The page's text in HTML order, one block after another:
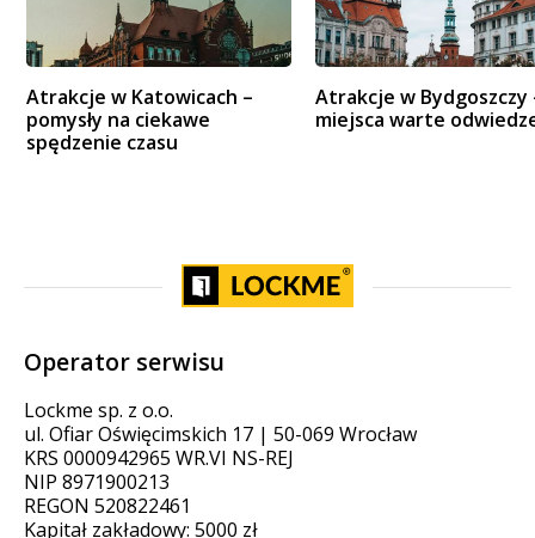
Atrakcje w Katowicach –
pomysły na ciekawe
spędzenie czasu
Atrakcje w Bydgoszczy
miejsca warte
Operator serwisu
Lockme sp. z o.o.
ul. Ofiar Oświęcimskich 17 | 50-069 Wrocław
KRS 0000942965 WR.VI NS-REJ
NIP 8971900213
REGON 520822461
Kapitał zakładowy: 5000 zł